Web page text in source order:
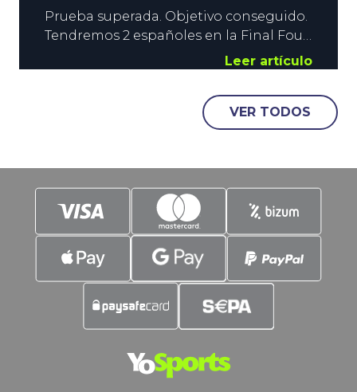
Prueba superada. Objetivo conseguido.
Tendremos 2 españoles en la Final Four
de la Euroliga. La épica remontada del
Valencia Basket ante Panathinaikos,
unido al 3-1 del Madrid sobre el Hapoel,
pone a la ACB como el campeonato
dominante en Europa. En YoSports
puede depararnos la cita del fin
Leer artículo
VER TODOS